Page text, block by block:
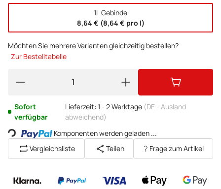
1L Gebinde
8,64 € (8,64 € pro l)
Möchten Sie mehrere Varianten gleichzeitig bestellen?
Zur Bestelltabelle
Sofort
verfügbar
Lieferzeit: 1 - 2 Werktage (DE - Ausland
abweichend)
Loading...
Komponenten werden geladen ...
Vergleichsliste
Teilen Frage zum Artikel